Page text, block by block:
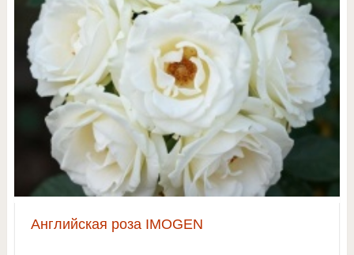
Английская роза IMOGEN